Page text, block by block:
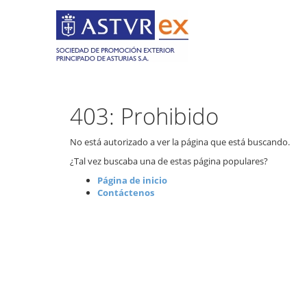
403: Prohibido
No está autorizado a ver la página que está buscando.
¿Tal vez buscaba una de estas página populares?
Página de inicio
Contáctenos